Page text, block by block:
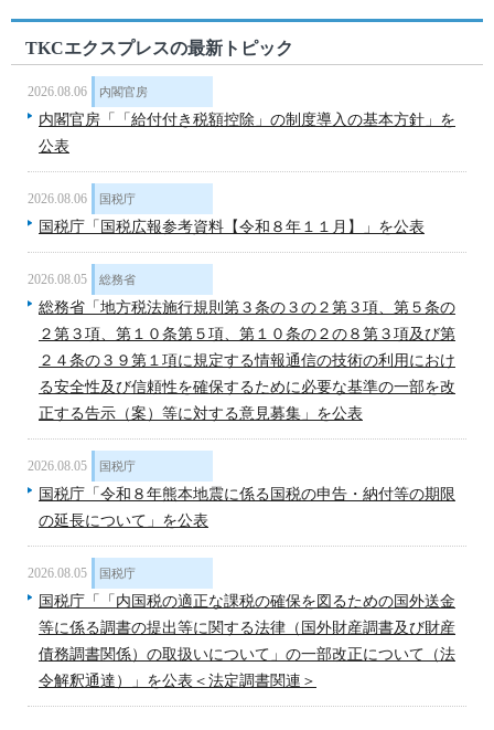
TKCエクスプレスの最新トピック
2026.08.06 内閣官房
内閣官房「「給付付き税額控除」の制度導入の基本方針」を
公表
2026.08.06 国税庁
国税庁「国税広報参考資料【令和８年１１月】」を公表
2026.08.05 総務省
総務省「地方税法施行規則第３条の３の２第３項、第５条の
２第３項、第１０条第５項、第１０条の２の８第３項及び第
２４条の３９第１項に規定する情報通信の技術の利用におけ
る安全性及び信頼性を確保するために必要な基準の一部を改
正する告示（案）等に対する意見募集」を公表
2026.08.05 国税庁
国税庁「令和８年熊本地震に係る国税の申告・納付等の期限
の延長について」を公表
2026.08.05 国税庁
国税庁「「内国税の適正な課税の確保を図るための国外送金
等に係る調書の提出等に関する法律（国外財産調書及び財産
債務調書関係）の取扱いについて」の一部改正について（法
令解釈通達）」を公表＜法定調書関連＞